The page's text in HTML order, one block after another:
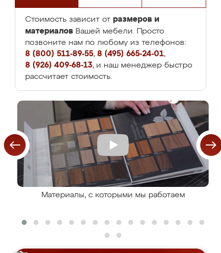
Стоимость зависит от размеров и
материалов Вашей мебели. Просто
позвоните нам по любому из телефонов:
8 (800) 511-89-55, 8 (495) 665-24-01,
8 (926) 409-68-13, и наш менеджер быстро
рассчитает стоимость.
Материалы, с которыми мы работаем